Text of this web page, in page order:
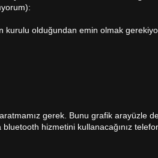
kurulu olduğundan emin olmak
gerek. Bunu grafik arayüzle
hizmetini kullanacağınız